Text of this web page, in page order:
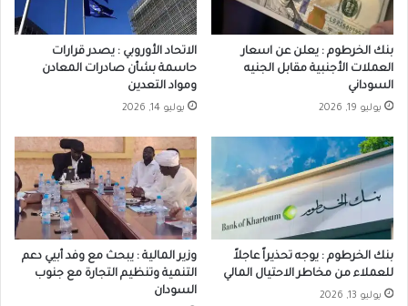
بنك الخرطوم : يعلن عن اسعار
العملات الأجنبية مقابل الجنيه
السوداني
يوليو 19, 2026
الاتحاد الأوروبي : يصدر قرارات
حاسمة بشأن صادرات المعادن
ومواد التعدين
يوليو 14, 2026
بنك الخرطوم : يوجه تحذيراً عاجلاً
للعملاء من مخاطر الاحتيال المالي
يوليو 13, 2026
وزير المالية : يبحث مع وفد أبيي دعم
التنمية وتنظيم التجارة مع جنوب
السودان